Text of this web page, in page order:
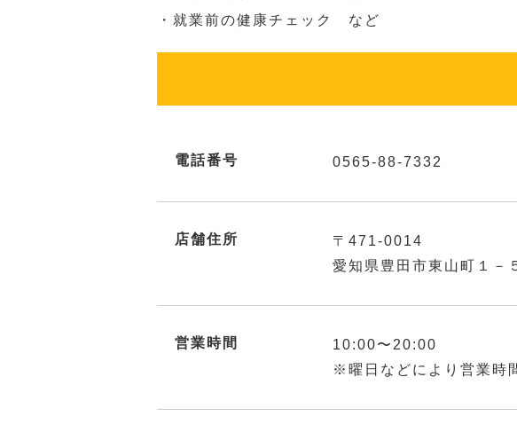
・就業前の健康チェック など
電話番号 0565-88-7332
店舗住所
〒471-0014
愛知県豊田市東山町１－
営業時間
10:00〜20:00
※曜日などにより営業時